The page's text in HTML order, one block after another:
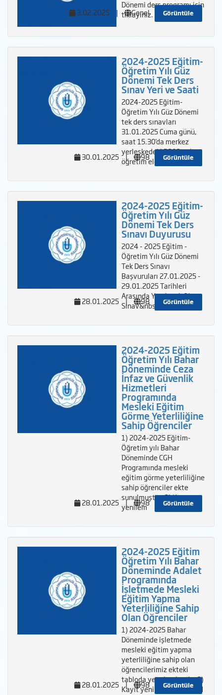
Dönemi ders programı için
tıklayınız.
Görüntüle
3.02.2025 | Genel
2024-2025 Eğitim-
Öğretim Yılı Güz
Dönemi Tek Ders
Sınav Yeri ve Saati
2024-2025 Eğitim-
Öğretim Yılı Güz Dönemi
tek ders sınavları
31.01.2025 Cuma günü,
saat 15.30'da merkez
yerleşkedeki D203 nolu
öğretim elemanı oda
Görüntüle
30.01.2025 | 98
2024-2025 Eğitim-
Öğretim Yılı Güz
Dönemi Tek Ders
Sınavı Duyurusu
2024 - 2025 Eğitim -
Öğretim Yılı Güz Dönemi
Tek Ders Sınavı
Başvuruları 27.01.2025 -
29.01.2025 Tarihleri
Arasında Yapılacak Olup
Sınav&nbs
Görüntüle
28.01.2025 | 98
2024-2025 Eğitim
Öğretim Yılı Bahar
Döneminde Ceza
İnfaz ve Güvenlik
Hizmetleri
Programında
Mesleki Eğitim
Görme Yeterliliğine
Sahip Öğrenciler
1) 2024-2025 Eğitim-
Öğretim yılı Bahar
Döneminde CGH
Programında mesleki
eğitim görme yeterliliğine
sahip öğrenciler ekte
sunulmuştur. 2) Kayıt
yenilem
Görüntüle
28.01.2025 | 98
2024-2025 Eğitim
Öğretim Yılı Bahar
Döneminde Adalet
Programında
İşletmede Mesleki
Eğitim Yapma
Yeterliliğine Sahip
Olan Öğrenciler
1) 2024-2025 Bahar
Döneminde işletmede
mesleki eğitim yapma
yeterliliğine sahip olan
öğrencilerimiz ekteki
tabloda yer almaktadır. 2)
Kayıt yenileme dönemind
Görüntüle
28.01.2025 | 98